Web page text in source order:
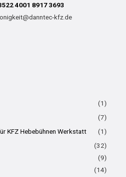
4001 8917 3693
kfz.de
(1)
(7)
KFZ Hebebühnen Werkstatt
(1)
(32)
(9)
(14)